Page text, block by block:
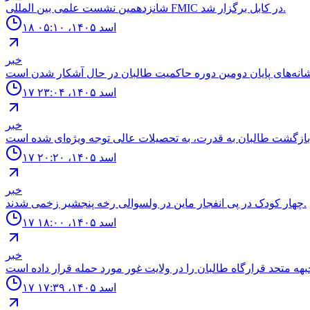
شانزدهمين نشست علمى بين المللى FMIC در كابل برگزار شد.
۱۸ اسد ۱۴۰۵، ۰۵:۱۰
خبر
۱۷ اسد ۱۴۰۵، ۲۳:۰۴
خبر
۱۷ اسد ۱۴۰۵، ۲۰:۲۰
خبر
چهار كودک در پى انفجار ماين در ولسوالى رخه پنجشير زخمى شدند.
۱۷ اسد ۱۴۰۵، ۱۸:۰۰
خبر
۱۷ اسد ۱۴۰۵، ۱۷:۳۹